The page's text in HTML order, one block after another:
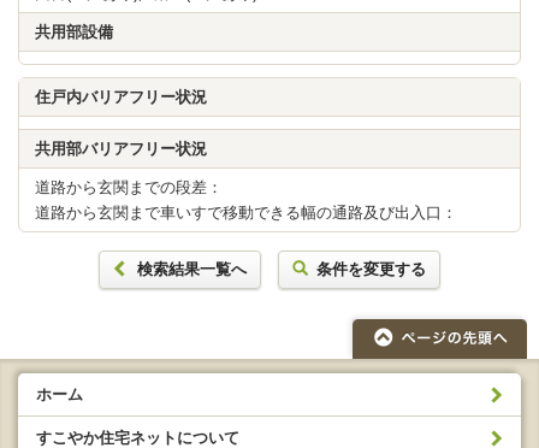
共用部設備
住戸内バリアフリー状況
共用部バリアフリー状況
道路から玄関までの段差：
道路から玄関まで車いすで移動できる幅の通路及び出入口：
検索結果一覧へ 条件を変更する
ホーム
すこやか住宅ネットについて